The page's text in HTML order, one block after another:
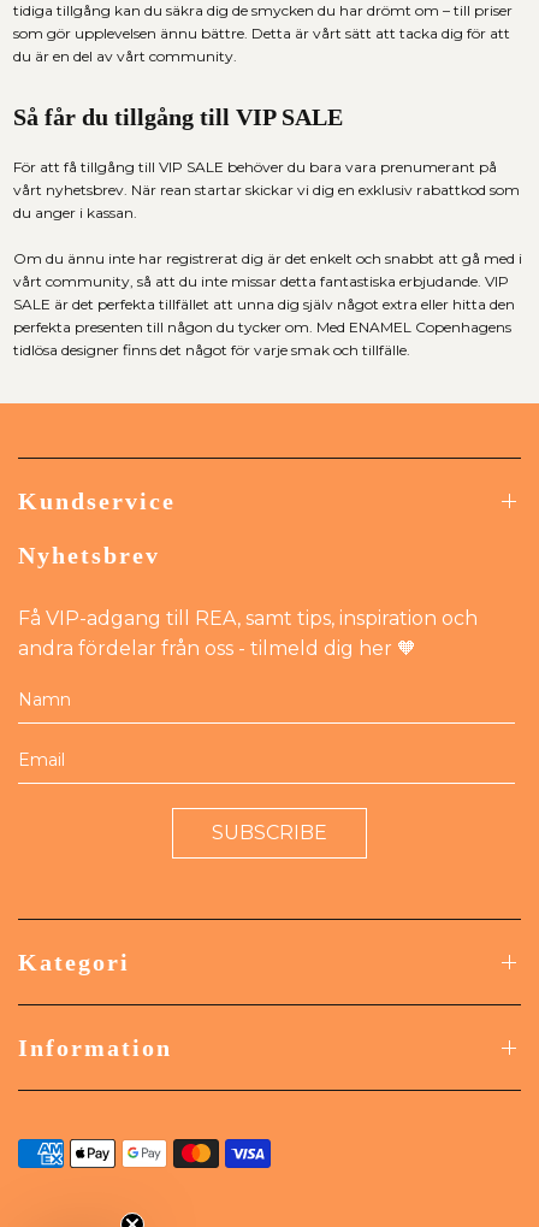
tidiga tillgång kan du säkra dig de smycken du har drömt om – till priser
som gör upplevelsen ännu bättre. Detta är vårt sätt att tacka dig för att
du är en del av vårt community.
Så får du tillgång till VIP SALE
För att få tillgång till VIP SALE behöver du bara vara prenumerant på
vårt nyhetsbrev. När rean startar skickar vi dig en exklusiv rabattkod som
du anger i kassan.
Om du ännu inte har registrerat dig är det enkelt och snabbt att gå med i
vårt community, så att du inte missar detta fantastiska erbjudande. VIP
SALE är det perfekta tillfället att unna dig själv något extra eller hitta den
perfekta presenten till någon du tycker om. Med ENAMEL Copenhagens
tidlösa designer finns det något för varje smak och tillfälle.
Kundservice
Kategori
Information
Nyhetsbrev
Få VIP-adgang till REA, samt tips, inspiration och
andra fördelar från oss - tilmeld dig her 🧡
SUBSCRIBE